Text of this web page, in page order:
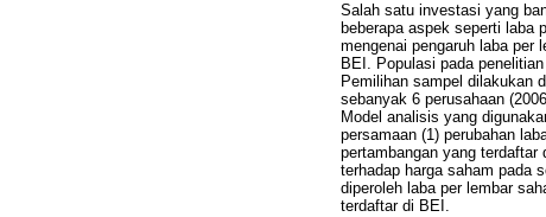
Salah satu investasi yang
beberapa aspek seperti laba
mengenai pengaruh laba per
BEI. Populasi pada
Pemilihan sampel dilakukan
sebanyak 6 perusahaan
Model analisis yang
persamaan (1) perubahan
pertambangan yang terdaftar
terhadap harga saham pada
diperoleh laba per lembar
terdaftar di BEI.